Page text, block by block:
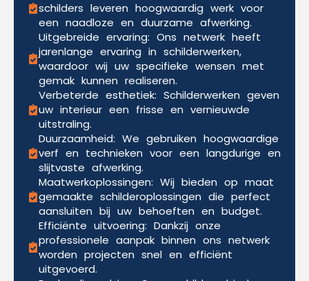
schilders leveren hoogwaardig werk voor
een naadloze en duurzame afwerking.
Uitgebreide ervaring: Ons netwerk heeft
jarenlange ervaring in schilderwerken,
waardoor wij uw specifieke wensen met
gemak kunnen realiseren.
Verbeterde esthetiek: Schilderwerken geven
uw interieur een frisse en vernieuwde
uitstraling.
Duurzaamheid: We gebruiken hoogwaardige
verf en technieken voor een langdurige en
slijtvaste afwerking.
Maatwerkoplossingen: Wij bieden op maat
gemaakte schilderoplossingen die perfect
aansluiten bij uw behoeften en budget.
Efficiënte uitvoering: Dankzij onze
professionele aanpak binnen ons netwerk
worden projecten snel en efficiënt
uitgevoerd.